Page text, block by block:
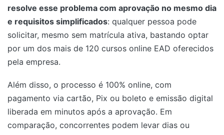
resolve esse problema com aprovação no mesmo dia
e requisitos simplificados: qualquer pessoa pode
solicitar, mesmo sem matrícula ativa, bastando optar
por um dos mais de 120 cursos online EAD oferecidos
pela empresa.
Além disso, o processo é 100% online, com
pagamento via cartão, Pix ou boleto e emissão digital
liberada em minutos após a aprovação. Em
comparação, concorrentes podem levar dias ou